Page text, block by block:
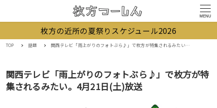
MENU
枚方の近所の夏祭りスケジュール2026
TOP 話題 関西テレビ「雨上がりのフォトぶら♪」で枚方が特集されるみたい。4月21日(土)放送
関西テレビ「雨上がりのフォトぶら♪」で枚方が特
集されるみたい。4月21日(土)放送